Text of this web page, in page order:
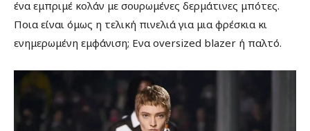
ένα εμπριμέ κολάν με σουρωμένες δερμάτινες μπότες.
Ποια είναι όμως η τελική πινελιά για μια φρέσκια κι
ενημερωμένη εμφάνιση; Ενα oversized blazer ή παλτό.